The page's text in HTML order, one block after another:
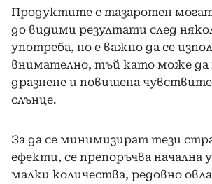
Продуктите с тазаротен
до видими резултати след
употреба, но е важно да се
внимателно, тъй като може да
дразнене и повишена
слънце.
За да се минимизират тези
ефекти, се препоръчва начална
малки количества, редовно